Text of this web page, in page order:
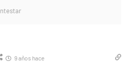
9 años hace